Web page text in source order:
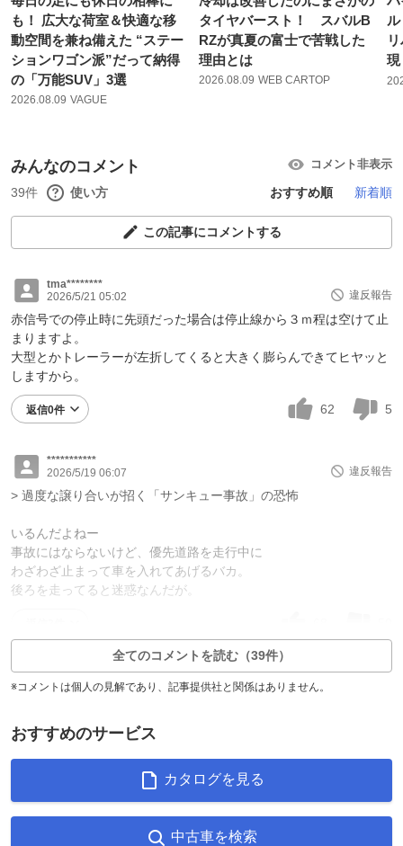
も！ 広大な荷室＆快適な移
動空間を兼ね備えた “ステー
ションワゴン派”だって納得
の「万能SUV」3選
2026.08.09 VAGUE
タイヤバースト！ スバルB
RZが真夏の富士で苦戦した
理由とは
2026.08.09 WEB CARTOP
現
みんなのコメント コメント非表示
39件 使い方 おすすめ順 新着順
この記事にコメントする
tma********
2026/5/21 05:02
違反報告
赤信号での停止時に先頭だった場合は停止線から３ｍ程は空けて止
まりますよ。
大型とかトレーラーが左折してくると大きく膨らんできてヒヤッと
しますから。
返信0件 62 5
***********
2026/5/19 06:07
違反報告
> 過度な譲り合いが招く「サンキュー事故」の恐怖
いるんだよねー
事故にはならないけど、優先道路を走行中に
わざわざ止まって車を入れてあげるバカ。
後ろを走ってると迷惑なんだが。
全てのコメントを読む（39件）
※コメントは個人の見解であり、記事提供社と関係はありません。
おすすめのサービス
カタログを見る
中古車を検索